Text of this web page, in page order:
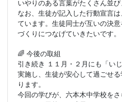
いやりのある言葉がたくさん並び
なお、生徒が記入した行動宣言
ています。生徒同士が互いの決
づくりにつなげていきたいです。
🌈 今後の取組
引き続き １１月・２月にも「い
実施し、生徒が安心して過ごせ
ります。
今回の学びが、六本木中学校を